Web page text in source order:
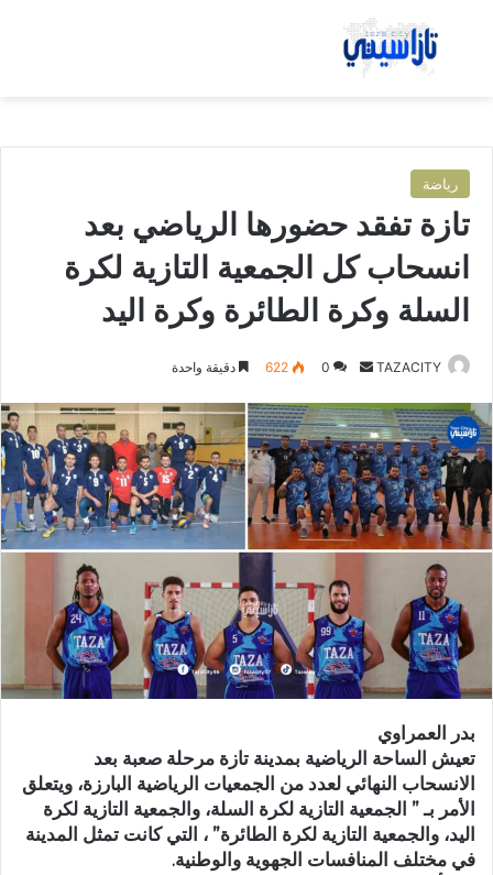
بحث عن
رياضة
تازة تفقد حضورها الرياضي بعد
انسحاب كل الجمعية التازية لكرة
السلة وكرة الطائرة وكرة اليد
TAZACITY
س
ل
ب
ر
ي
د
ل
ك
ت
ن
ي
ا
0
622 دقيقة واحدة
بدر العمراوي
تعيش الساحة الرياضية بمدينة تازة مرحلة صعبة بعد
الانسحاب النهائي لعدد من الجمعيات الرياضية البارزة، ويتعلق
الأمر بـ ” الجمعية التازية لكرة السلة، والجمعية التازية لكرة
اليد، والجمعية التازية لكرة الطائرة” ، التي كانت تمثل المدينة
في مختلف المنافسات الجهوية والوطنية.